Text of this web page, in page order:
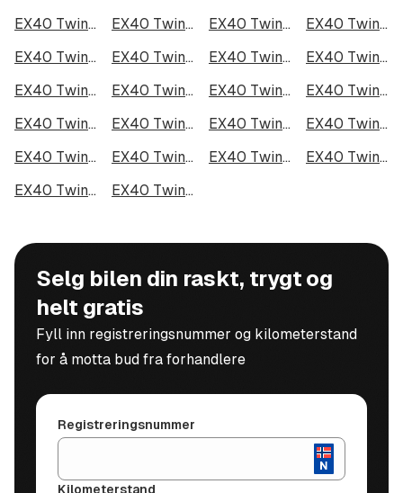
EX40 Twin Motor Performance i Tromsø
EX40 Twin Motor Performance i Ålesund EX40 Twin Motor Performance i Moss
EX40 Twin Motor Performance i Porsgrunn
EX40 Twin Motor Performance i Bodø
EX40 Twin Motor Performance i Arendal EX40 Twin Motor Performance i Hamar
EX40 Twin Motor Performance i Larvik
EX40 Twin Motor Performance i Halden
EX40 Twin Motor Performance i Lillehammer EX40 Twin Motor Performance i Molde
EX40 Twin Motor Performance i Kongsberg
EX40 Twin Motor Performance i Harstad
EX40 Twin Motor Performance i Gjøvik EX40 Twin Motor Performance i Sarpsborg
EX40 Twin Motor Performance i Sandefjord
EX40 Twin Motor Performance i Kristiansund
EX40 Twin Motor Performance i Tromsdalen EX40 Twin Motor Performance i Narvik
EX40 Twin Motor Performance i Steinkjer
EX40 Twin Motor Performance i Haugesund
EX40 Twin Motor Performance i Alta
Selg bilen din raskt, trygt og
helt gratis
Fyll inn registreringsnummer og kilometerstand
for å motta bud fra forhandlere
Registreringsnummer
Kilometerstand